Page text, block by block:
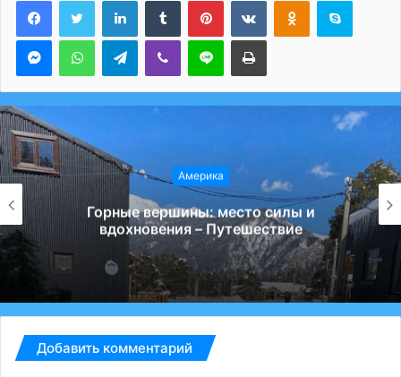
MessengerWhatsAppTelegramViber Line Печатать
Америка
Горные вершины: место силы и
вдохновения – Путешествие
Добавить комментарий